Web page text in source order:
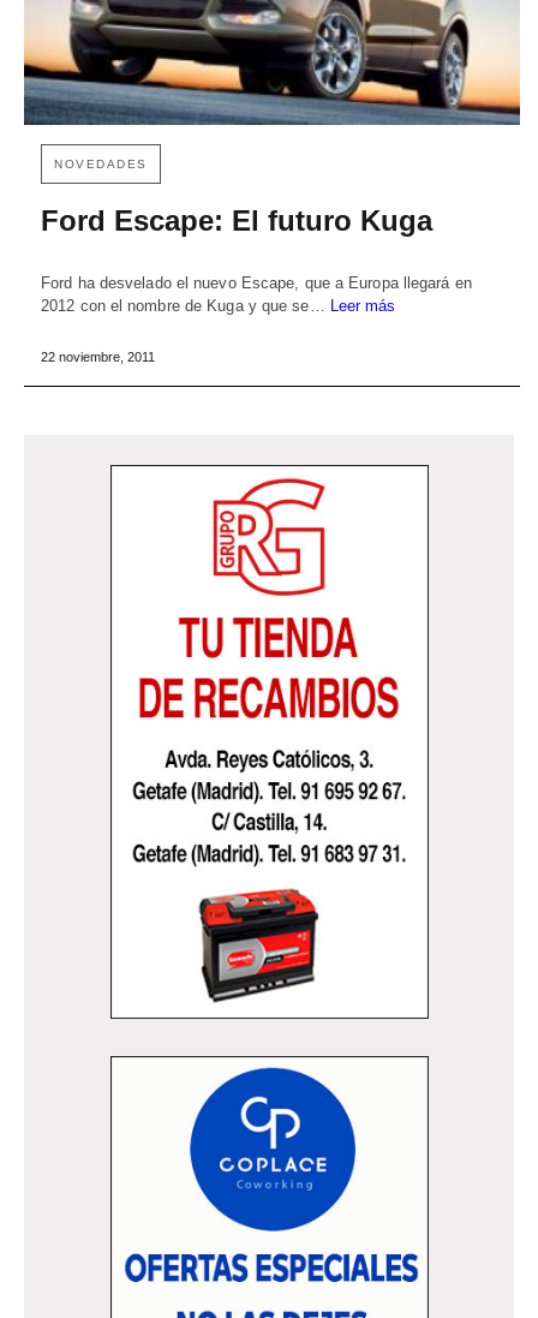
NOVEDADES
Ford Escape: El futuro Kuga
Ford ha desvelado el nuevo Escape, que a Europa llegará en
2012 con el nombre de Kuga y que se… Leer más
22 noviembre, 2011